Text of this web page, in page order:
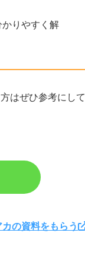
りやすく解
はぜひ参考にして
カの資料をもらう